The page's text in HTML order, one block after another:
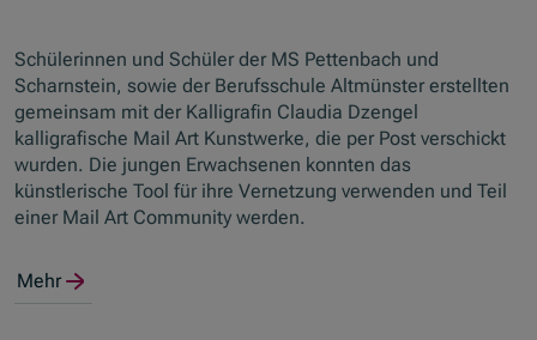
Schülerinnen und Schüler der MS Pettenbach und
Scharnstein, sowie der Berufsschule Altmünster erstellten
gemeinsam mit der Kalligrafin Claudia Dzengel
kalligrafische Mail Art Kunstwerke, die per Post verschickt
wurden. Die jungen Erwachsenen konnten das
künstlerische Tool für ihre Vernetzung verwenden und Teil
einer Mail Art Community werden.
Mehr